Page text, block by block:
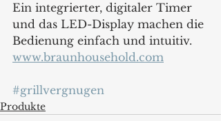
Ein integrierter, digitaler Timer
und das LED-Display machen die
Bedienung einfach und intuitiv.
www.braunhousehold.com
#grillvergnugen
Produkte